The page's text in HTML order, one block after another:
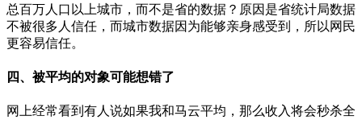
总百万人口以上城市，而不是省的数据？原因是省统计局数据
不被很多人信任，而城市数据因为能够亲身感受到，所以网民
更容易信任。
四、被平均的对象可能想错了
网上经常看到有人说如果我和马云平均，那么收入将会秒杀全